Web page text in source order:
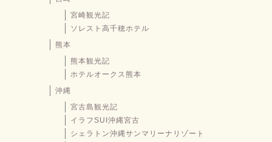
宮崎観光記
ソレスト高千穂ホテル
熊本
熊本観光記
ホテルオークス熊本
沖縄
宮古島観光記
イラフSUI沖縄宮古
シェラトン沖縄サンマリーナリゾート